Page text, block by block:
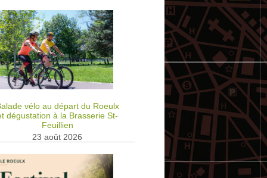
vélo au départ du Roeulx
dégustation à la Brasserie St-
Feuillien
23 août 2026